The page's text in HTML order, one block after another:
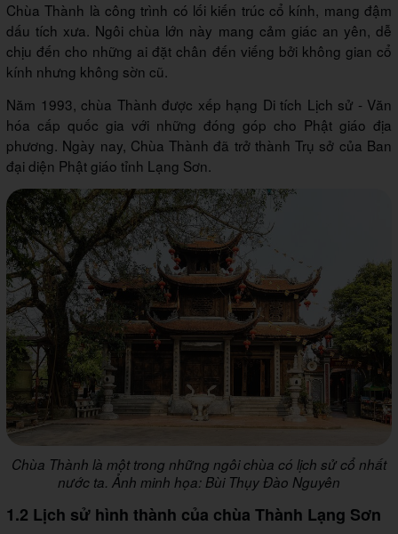
Chùa Thành là công trình có lối kiến trúc cổ kính, mang đậm
dấu tích xưa. Ngôi chùa lớn này mang cảm giác an yên, dễ
chịu đến cho những ai đặt chân đến viếng bởi không gian cổ
kính nhưng không sờn cũ.
Năm 1993, chùa Thành được xếp hạng Di tích Lịch sử - Văn
hóa cấp quốc gia với những đóng góp cho Phật giáo địa
phương. Ngày nay, Chùa Thành đã trở thành Trụ sở của Ban
đại diện Phật giáo tỉnh Lạng Sơn.
Chùa Thành là một trong những ngôi chùa có lịch sử cổ nhất
nước ta. Ảnh minh họa: Bùi Thụy Đào Nguyên
1.2 Lịch sử hình thành của chùa Thành Lạng Sơn